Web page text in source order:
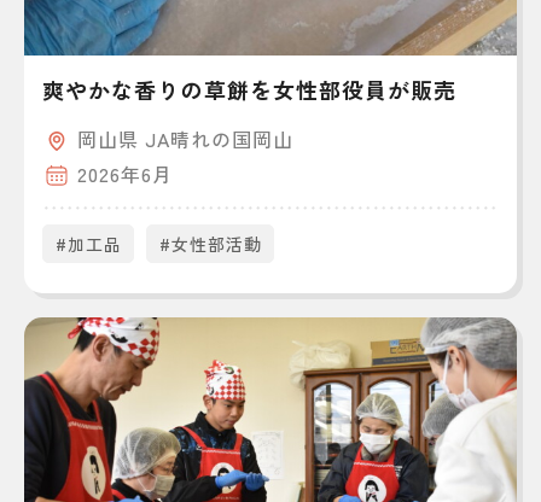
爽やかな香りの草餅を女性部役員が販売
岡山県 JA晴れの国岡山
2026年6月
#加工品 #女性部活動